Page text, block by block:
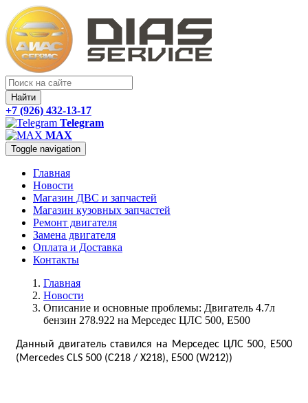
Найти
+7 (926) 432-13-17
Telegram
MAX
Toggle navigation
Главная
Новости
Магазин ДВС и запчастей
Магазин кузовных запчастей
Ремонт двигателя
Замена двигателя
Оплата и Доставка
Контакты
Главная
Новости
Описание и основные проблемы: Двигатель 4.7л
бензин 278.922 на Мерседес ЦЛС 500, Е500
Данный двигатель ставился на Мерседес ЦЛС 500, Е500
(Mercedes CLS 500 (C218 / X218), E500 (W212))